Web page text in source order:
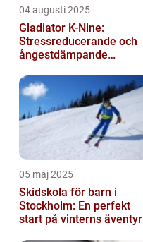
04 augusti 2025
Gladiator K-Nine:
Stressreducerande och
ångestdämpande
05 maj 2025
Skidskola för barn i
Stockholm: En perfekt
start på vinterns äventyr